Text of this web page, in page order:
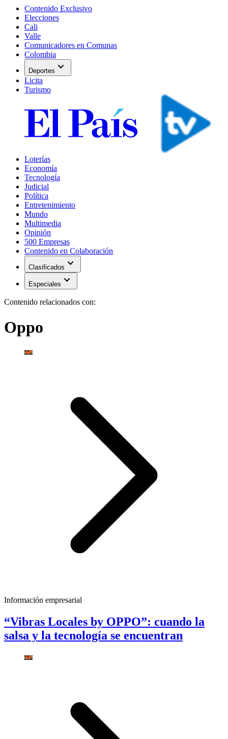
Contenido Exclusivo
Elecciones
Cali
Valle
Comunicadores en Comunas
Colombia
Deportes expand_more
Licita
Turismo
Loterías
Economía
Tecnología
Judicial
Política
Entretenimiento
Mundo
Multimedia
Opinión
500 Empresas
Contenido en Colaboración
Clasificados expand_more
Especiales expand_more
Contenido relacionados con:
Oppo
Información empresarial
“Vibras Locales by OPPO”: cuando la
salsa y la tecnología se encuentran